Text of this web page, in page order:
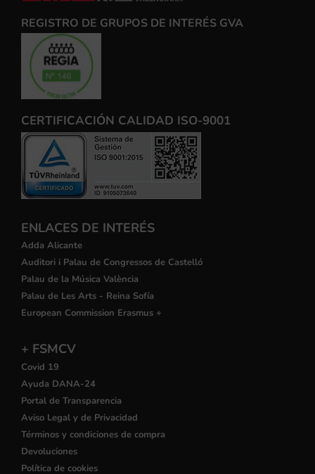
REGISTRO DE GRUPOS DE INTERÉS GVA
CERTIFICACIÓN CALIDAD ISO-9001
ENLACES DE INTERÉS
Adda Alicante
Auditori i Palau de Congressos de Castelló
Palau de la Música València
Palau de Les Arts - Reina Sofía
European Commission Erasmus +
+ FSMCV
Covid 19
Ayuda DANA-24
Portal de Transparencia
Aviso Legal y de Privacidad
Términos y condiciones de compra
Devoluciones
Política de cookies